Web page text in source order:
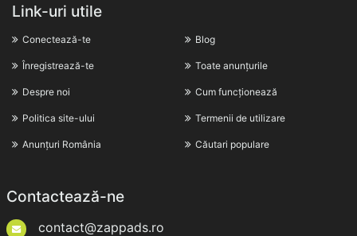
Link-uri utile
Conectează-te
Înregistrează-te
Despre noi
Politica site-ului
Anunțuri România
Blog
Toate anunțurile
Cum funcționează
Termenii de utilizare
Căutari populare
Contactează-ne
contact@zappads.ro